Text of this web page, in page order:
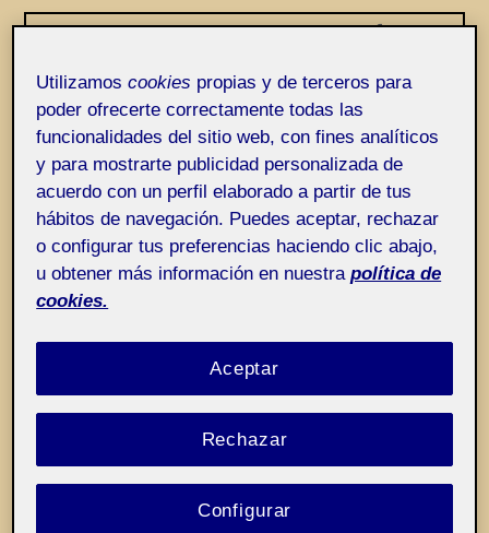
Entrada de incidencias o sugerencias
Etiqueta:Búsqueda a posteriori de referentes
Utilizamoscookies propias y de terceros para
poder ofrecerte correctamente todas las
funcionalidades del sitio web, con fines analíticos
y para mostrarte publicidad personalizada de
acuerdo con un perfil elaborado a partir de tus
hábitos de navegación. Puedes aceptar, rechazar
o configurar tus preferencias haciendo clic abajo,
u obtener más información en nuestra política de
cookies.
Rechazar
Aceptar
Configurar